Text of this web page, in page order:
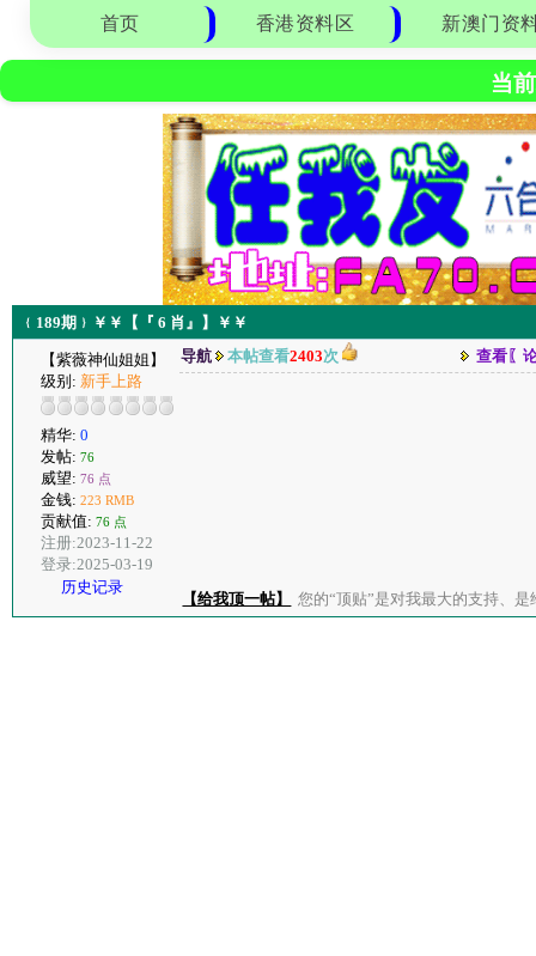
首页 香港资料区 新澳门资
当
﹛189期﹜￥￥【『 6 肖』】￥￥
【紫薇神仙姐姐】
级别: 新手上路
精华: 0
发帖: 76
威望: 76 点
金钱: 223 RMB
贡献值: 76 点
注册:2023-11-22
登录:2025-03-19
历史记录
导航 本帖查看2403次 查看〖
【给我顶一帖】 您的“顶贴”是对我最大的支持、